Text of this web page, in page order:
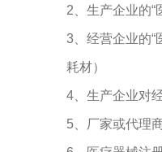
2、生产企业的“
3、经营企业的“
耗材）
4、生产企业对
5、厂家或代理